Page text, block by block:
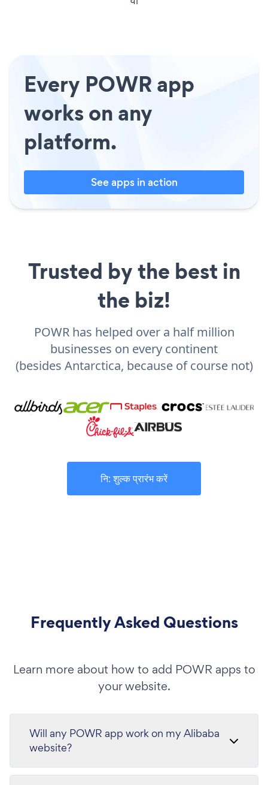
Every POWR app
works on any
platform.
See apps in action
Trusted by the best in
the biz!
POWR has helped over a half million
businesses on every continent
(besides Antarctica, because of course not)
नि: शुल्क प्रारंभ करें
Frequently Asked Questions
Learn more about how to add POWR apps to
your website.
Will any POWR app work on my Alibaba
website?